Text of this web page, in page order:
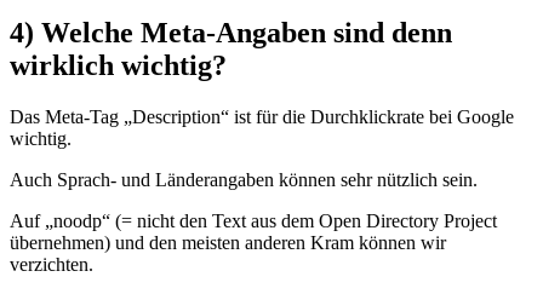
4) Welche Meta-Angaben sind denn
wirklich wichtig?
Das Meta-Tag „Description“ ist für die Durchklickrate bei Google
wichtig.
Auch Sprach- und Länderangaben können sehr nützlich sein.
Auf „noodp“ (= nicht den Text aus dem Open Directory Project
übernehmen) und den meisten anderen Kram können wir
verzichten.